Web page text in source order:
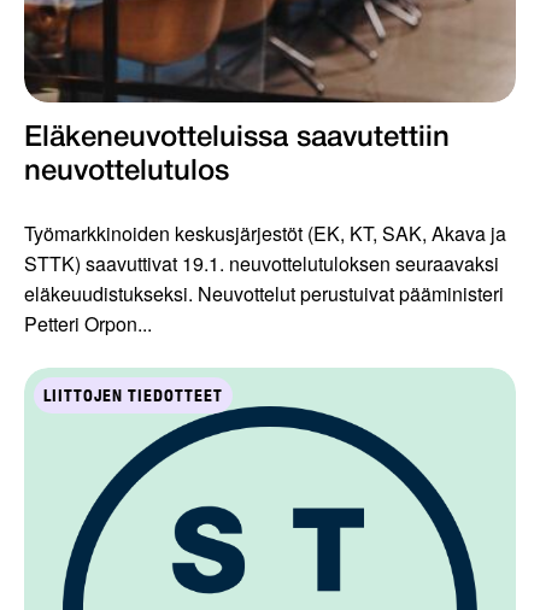
Eläkeneuvotteluissa saavutettiin
neuvottelutulos
Työmarkkinoiden keskusjärjestöt (EK, KT, SAK, Akava ja
STTK) saavuttivat 19.1. neuvottelutuloksen seuraavaksi
eläkeuudistukseksi. Neuvottelut perustuivat pääministeri
Petteri Orpon...
LIITTOJEN TIEDOTTEET